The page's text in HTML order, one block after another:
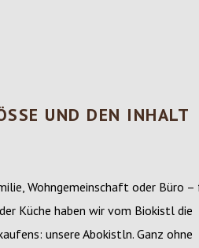
UND DEN INHALT
Wohngemeinschaft oder Büro –
Küche haben wir vom Biokistl die
unsere Abokistln. Ganz ohne